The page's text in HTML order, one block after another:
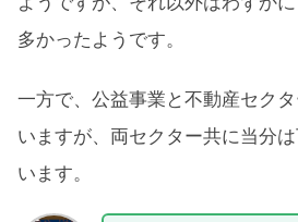
多かったようです。
一方で、公益事業と不動産セク
いますが、両セクター共に当分
います。